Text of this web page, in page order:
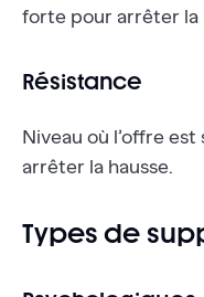
forte pour arrêter la
Résistance
Niveau où l’offre
arrêter la hausse.
Types de